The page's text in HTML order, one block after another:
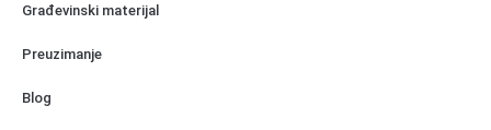
Građevinski materijal
Preuzimanje
Blog